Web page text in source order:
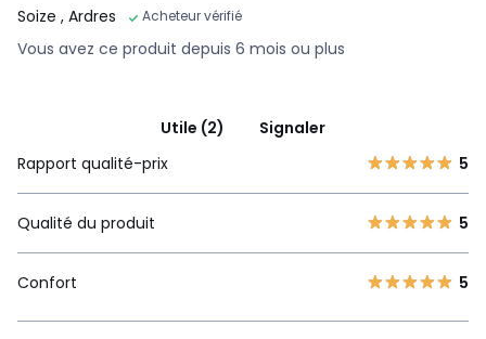
Soize , Ardres Acheteur vérifié
Vous avez ce produit depuis 6 mois ou plus
Utile (2)
Signaler
Rapport qualité-prix
5
Qualité du produit 5
Confort 5